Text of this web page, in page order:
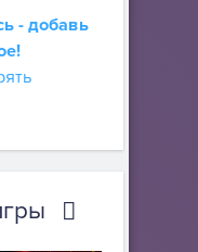
- добавь